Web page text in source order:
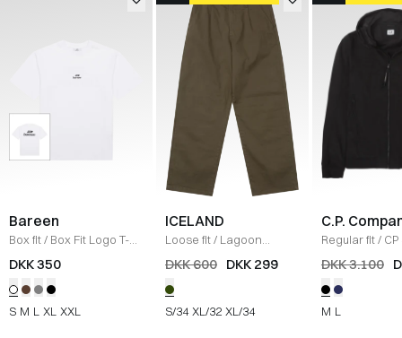
Bareen
Box fit/ Box Fit Logo T-
shirt /WHITE
DKK 350
S M L XL XXL
ICELAND
Loose fit/ Lagoon
Bukser / OLIVE
DKK 600 DKK 299
S/34 XL/32 XL/34
C.P.
Regular fit/
Jakke
SORT
DKK 3.100
M L